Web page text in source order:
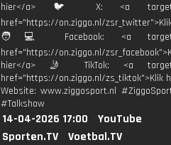
hier</a> 🐦 X: <a
href="https://on.ziggo.nl/
🧑💻 Facebook: <a
href="https://on.ziggo.nl/
hier</a> 🤳 TikTok: <a
href="https://on.ziggo.nl/zs_tiktok">Klik
Website: www.ziggosport.nl
#Talkshow
14-04-2026 17:00
YouTube
Sporten.TV
Voetbal.TV